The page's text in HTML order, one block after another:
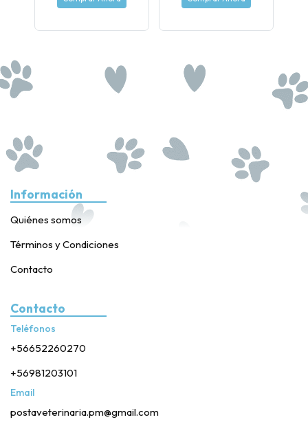
Información
Quiénes somos
Términos y Condiciones
Contacto
Contacto
Teléfonos
+56652260270
+56981203101
Email
postaveterinaria.pm@gmail.com